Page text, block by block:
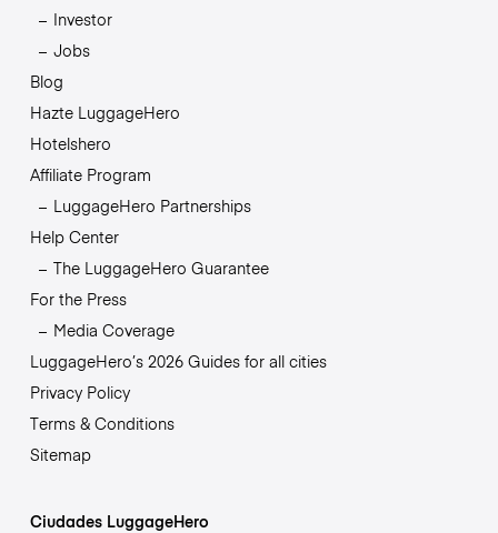
Investor
Jobs
Blog
Hazte LuggageHero
Hotelshero
Affiliate Program
LuggageHero Partnerships
Help Center
The LuggageHero Guarantee
For the Press
Media Coverage
LuggageHero’s 2026 Guides for all cities
Privacy Policy
Terms & Conditions
Sitemap
Ciudades LuggageHero